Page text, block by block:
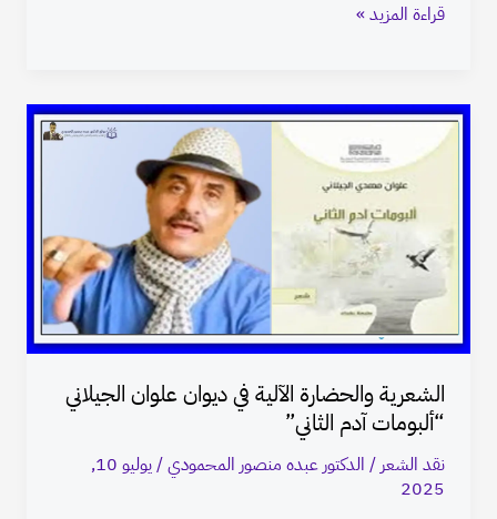
قراءة المزيد »
الشعرية والحضارة الآلية في ديوان علوان الجيلاني
“ألبومات آدم الثاني”
نقد الشعر / الدكتور عبده منصور المحمودي/
يوليو 10,
2025
الشعرية
والحضارة
ديوان
علوان
الجيلاني
“ألبومات
الثاني”